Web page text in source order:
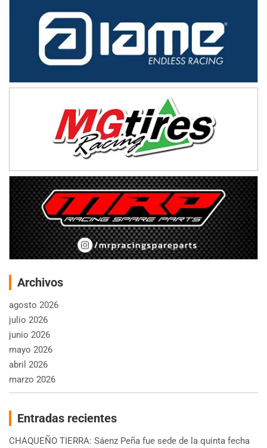
Archivos
agosto 2026
julio 2026
junio 2026
mayo 2026
abril 2026
marzo 2026
Entradas recientes
CHAQUEÑO TIERRA: Sáenz Peña fue sede de la quinta fecha